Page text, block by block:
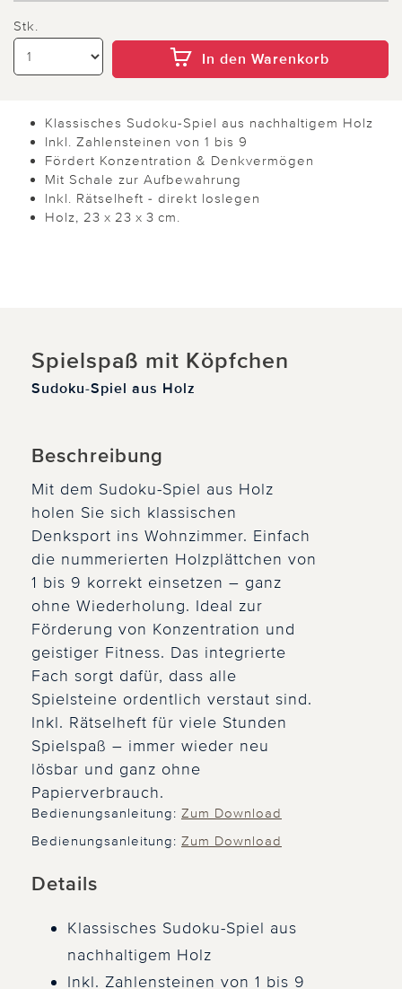
Stk.
In den Warenkorb
Klassisches Sudoku-Spiel aus nachhaltigem Holz
Inkl. Zahlensteinen von 1 bis 9
Fördert Konzentration & Denkvermögen
Mit Schale zur Aufbewahrung
Inkl. Rätselheft - direkt loslegen
Holz, 23 x 23 x 3 cm.
Spielspaß mit Köpfchen
Sudoku-Spiel aus Holz
Beschreibung
Mit dem Sudoku-Spiel aus Holz
holen Sie sich klassischen
Denksport ins Wohnzimmer. Einfach
die nummerierten Holzplättchen von
1 bis 9 korrekt einsetzen – ganz
ohne Wiederholung. Ideal zur
Förderung von Konzentration und
geistiger Fitness. Das integrierte
Fach sorgt dafür, dass alle
Spielsteine ordentlich verstaut sind.
Inkl. Rätselheft für viele Stunden
Spielspaß – immer wieder neu
lösbar und ganz ohne
Papierverbrauch.
Bedienungsanleitung: Zum Download
Bedienungsanleitung: Zum Download
Details
Klassisches Sudoku-Spiel aus
nachhaltigem Holz
Inkl. Zahlensteinen von 1 bis 9